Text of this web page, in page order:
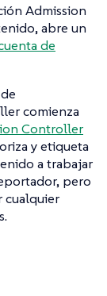
Admission
abre un
de
comienza
Controller
y etiqueta
a trabajar
pero
cualquier